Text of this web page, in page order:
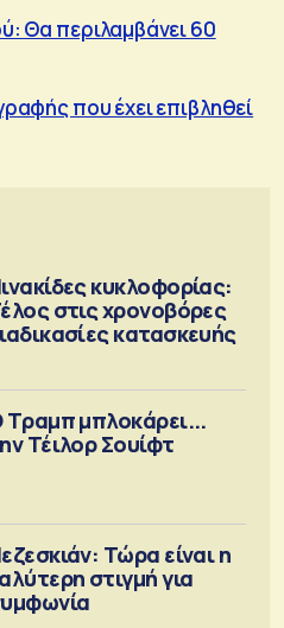
Θα περιλαμβάνει 60
που έχει επιβληθεί
κυκλοφορίας:
στις χρονοβόρες
κατασκευής
Τραμπ μπλοκάρει...
Τέιλορ Σουίφτ
Τώρα είναι η
στιγμή για